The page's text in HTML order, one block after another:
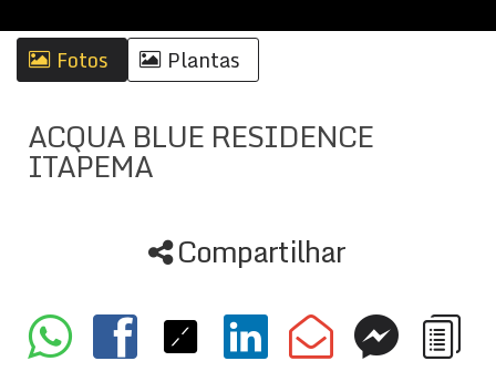
Fotos Plantas
ACQUA BLUE RESIDENCE
ITAPEMA
Compartilhar